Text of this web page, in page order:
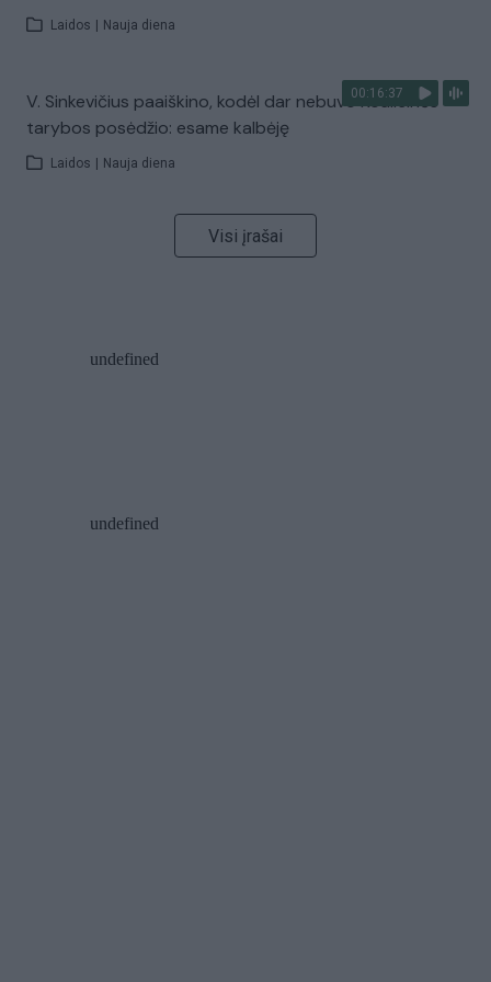
Laidos Nauja diena
00:16:37
V. Sinkevičius paaiškino, kodėl dar nebuvo Koalicinės
tarybos posėdžio: esame kalbėję
Laidos Nauja diena
Visi įrašai